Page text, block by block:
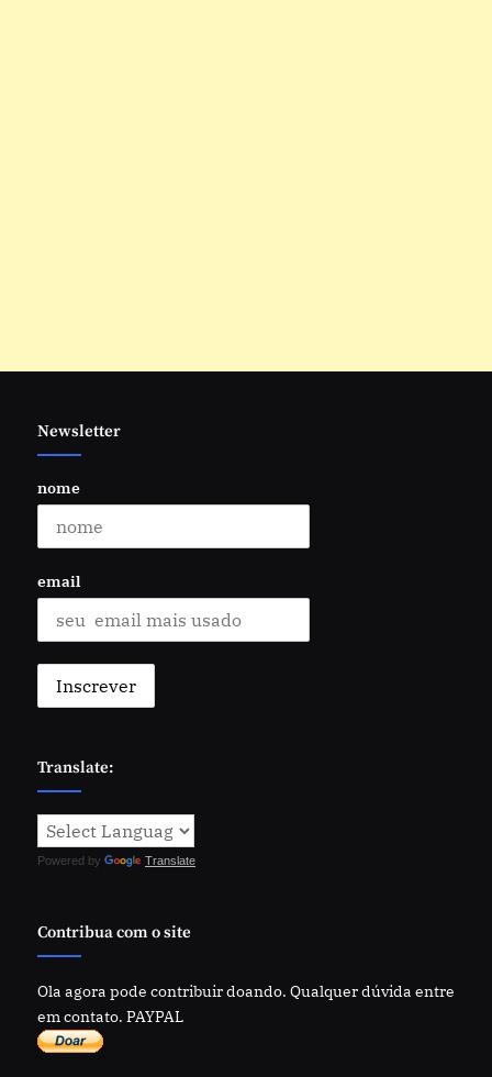
Newsletter
nome
email
Translate:
Powered by Translate
Contribua com o site
Ola agora pode contribuir doando. Qualquer dúvida entre
em contato. PAYPAL